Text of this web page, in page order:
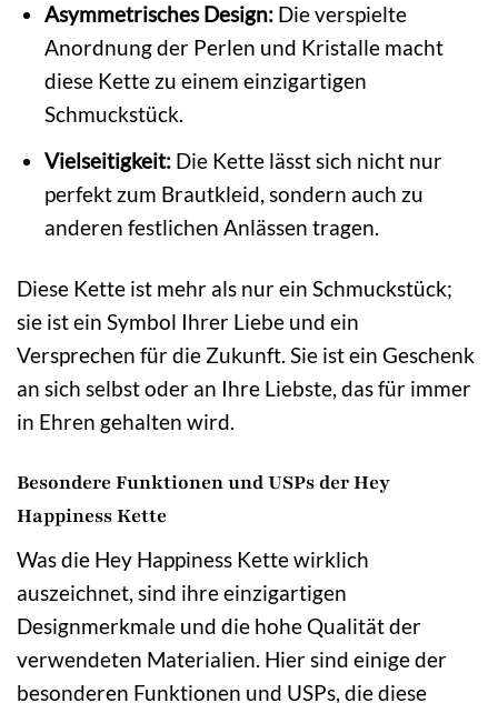
Asymmetrisches Design:Die verspielte
Anordnung der Perlen und Kristalle macht
diese Kette zu einem einzigartigen
Schmuckstück.
Vielseitigkeit:Die Kette lässt sich nicht nur
perfekt zum Brautkleid, sondern auch zu
anderen festlichen Anlässen tragen.
Diese Kette ist mehr als nur ein Schmuckstück;
sie ist ein Symbol Ihrer Liebe und ein
Versprechen für die Zukunft. Sie ist ein Geschenk
an sich selbst oder an Ihre Liebste, das für immer
in Ehren gehalten wird.
Besondere Funktionen und USPs der Hey
Happiness Kette
Was die Hey Happiness Kette wirklich
auszeichnet, sind ihre einzigartigen
Designmerkmale und die hohe Qualität der
verwendeten Materialien. Hier sind einige der
besonderen Funktionen und USPs, die diese